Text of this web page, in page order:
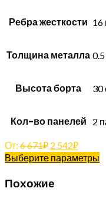
Ребра жесткости 16
Толщина металла
Высота борта 30
Кол-во панелей 2
От: 6 671₽ 2 542₽
Выберите параметры
Похожие